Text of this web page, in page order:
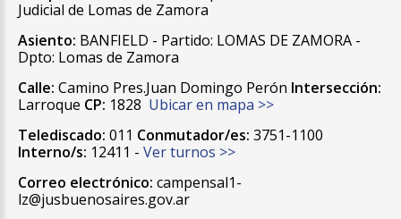
Judicial de Lomas de Zamora
Asiento: BANFIELD - Partido: LOMAS DE ZAMORA -
Dpto: Lomas de Zamora
Calle: Camino Pres.Juan Domingo Perón Intersección:
Larroque CP: 1828 Ubicar en mapa >>
Telediscado: 011 Conmutador/es: 3751-1100
Interno/s: 12411 - Ver turnos >>
Correo electrónico: campensal1-
lz@jusbuenosaires.gov.ar